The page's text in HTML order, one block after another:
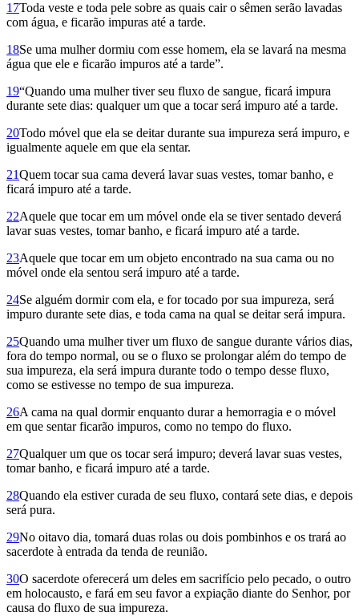
17Toda veste e toda pele sobre as quais cair o sêmen serão lavadas
com água, e ficarão impuras até a tarde.
18Se uma mulher dormiu com esse homem, ela se lavará na mesma
água que ele e ficarão impuros até a tarde”.
19“Quando uma mulher tiver seu fluxo de sangue, ficará impura
durante sete dias: qualquer um que a tocar será impuro até a tarde.
20Todo móvel que ela se deitar durante sua impureza será impuro, e
igualmente aquele em que ela sentar.
21Quem tocar sua cama deverá lavar suas vestes, tomar banho, e
ficará impuro até a tarde.
22Aquele que tocar em um móvel onde ela se tiver sentado deverá
lavar suas vestes, tomar banho, e ficará impuro até a tarde.
23Aquele que tocar em um objeto encontrado na sua cama ou no
móvel onde ela sentou será impuro até a tarde.
24Se alguém dormir com ela, e for tocado por sua impureza, será
impuro durante sete dias, e toda cama na qual se deitar será impura.
25Quando uma mulher tiver um fluxo de sangue durante vários­ dias,
fora do tempo normal, ou se o fluxo se prolongar além do tempo de
sua impureza, ela será impura durante todo o tempo desse fluxo,
como se estivesse no tempo de sua impureza.
26A cama na qual dormir enquanto durar a hemorragia e o móvel
em que sentar ficarão impuros, como no tempo do fluxo.
27Qualquer um que os tocar será impuro; deverá lavar suas vestes,
tomar banho, e ficará impuro até a tarde.
28Quando ela estiver curada de seu fluxo, contará sete dias, e depois
será pura.
29No oitavo dia, tomará duas rolas ou dois pombinhos e os trará ao
sacerdote à entrada da tenda de reunião.
30O sacerdote ofere­cerá um deles em sacrifício pelo pecado, o outro
em holocausto, e fará em seu favor a expiação diante do Senhor, por
causa do fluxo de sua impureza.